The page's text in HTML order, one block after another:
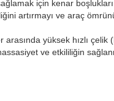
için kenar
artırmayı ve araç
yüksek hızlı çelik
ve etkililiğin